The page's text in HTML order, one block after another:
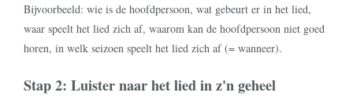
Bijvoorbeeld: wie is de hoofdpersoon, wat gebeurt er in het lied,
waar speelt het lied zich af, waarom kan de hoofdpersoon niet goed
horen, in welk seizoen speelt het lied zich af (= wanneer).
Stap 2: Luister naar het lied in z'n geheel